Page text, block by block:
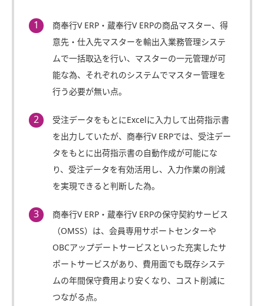
商奉行V ERP・蔵奉行V ERPの商品マスター、得
意先・仕入先マスターを輸出入業務管理システ
ムで一括取込を行い、マスターの一元管理が可
能な為、それぞれのシステムでマスター管理を
行う必要が無い点。
受注データをもとにExcelに入力して出荷指示書
を出力していたが、商奉行V ERPでは、受注デー
タをもとに出荷指示書の自動作成が可能にな
り、受注データを有効活用し、入力作業の削減
を実現できると判断した為。
商奉行V ERP・蔵奉行V ERPの保守契約サービス
（OMSS）は、会員専用サポートセンターや
OBCアップデートサービスといった充実したサ
ポートサービスがあり、費用面でも既存システ
ムの年間保守費用より安くなり、コスト削減に
つながる点。